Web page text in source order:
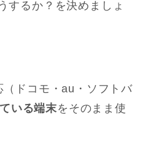
するか？を決めましょ
ドコモ・au・ソフトバ
いる端末をそのまま使